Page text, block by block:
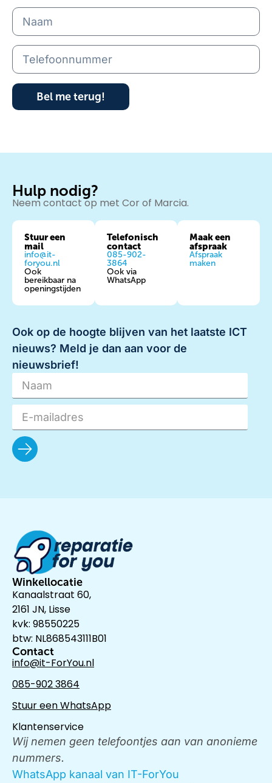
Bel me terug!
Hulp nodig?
Neem contact op met Cor of Marcia.
Stuur een
mail
info@it-
foryou.nl
Ook
bereikbaar na
openingstijden
Telefonisch
contact
085-902-
3864
Ook via
WhatsApp
Maak een
afspraak
Afspraak
maken
Ook op de hoogte blijven van het laatste ICT
nieuws? Meld je dan aan voor de
nieuwsbrief!
Winkellocatie
Kanaalstraat 60,
2161 JN, Lisse
kvk: 98550225
btw: NL868543111B01
Contact
info@it-ForYou.nl
085-902 3864
Stuur een WhatsApp
Klantenservice
Wij nemen geen telefoontjes aan van anonieme
nummers.
WhatsApp kanaal van IT-ForYou